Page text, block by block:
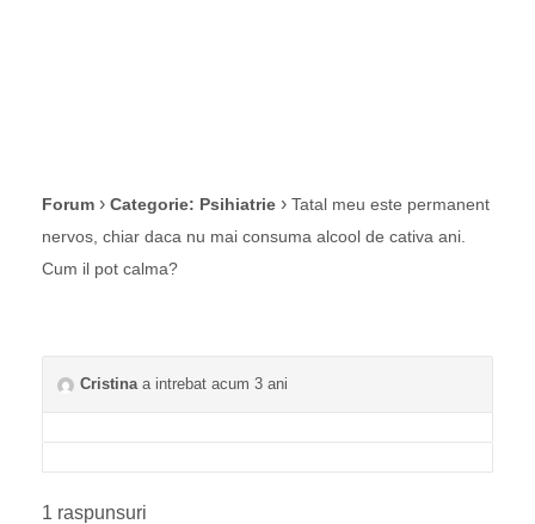
Forum › Categorie: Psihiatrie › Tatal meu este permanent
nervos, chiar daca nu mai consuma alcool de cativa ani.
Cum il pot calma?
Cristinaa intrebat acum 3 ani
1 raspunsuri